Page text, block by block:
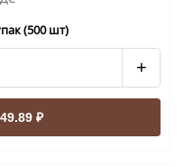
(500 шт)
+
₽